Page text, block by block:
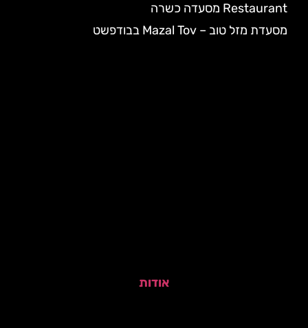
Restaurant מסעדה כשרה
מסעדת מזל טוב – Mazal Tov בבודפשט
אודות